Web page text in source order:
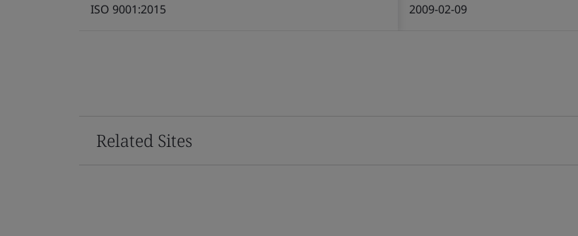
ISO 9001:2015 2009-02-09
Related Sites